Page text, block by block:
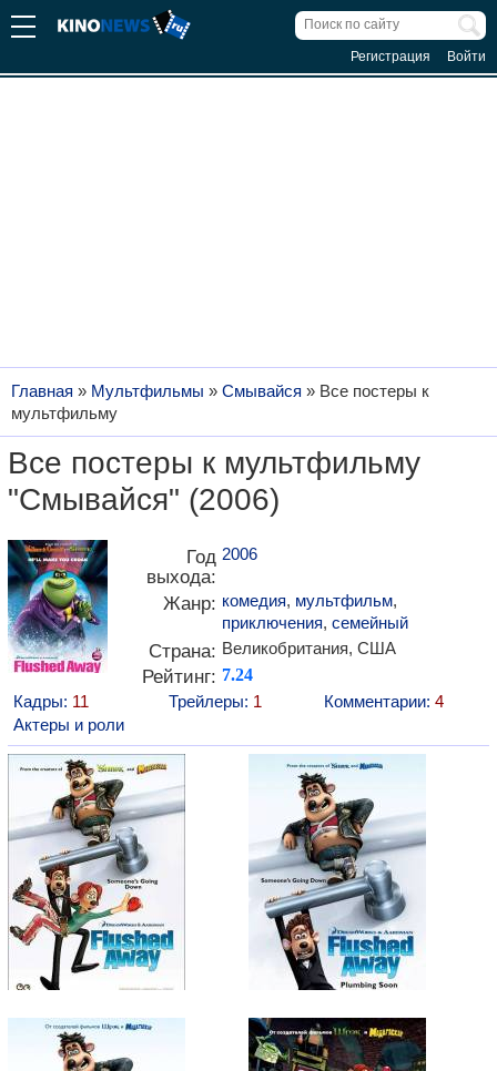
Регистрация Войти
Главная » Мультфильмы » Смывайся » Все постеры к
мультфильму
Все постеры к мультфильму
"Смывайся" (2006)
Год
выхода:
2006
Жанр: комедия, мультфильм,
приключения, семейный
Страна: Великобритания, США
Рейтинг: 7.24
Кадры: 11 Трейлеры: 1 Комментарии: 4
Актеры и роли